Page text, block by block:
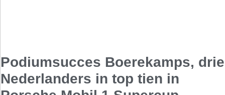
Podiumsucces Boerekamps, drie
Nederlanders in top tien in